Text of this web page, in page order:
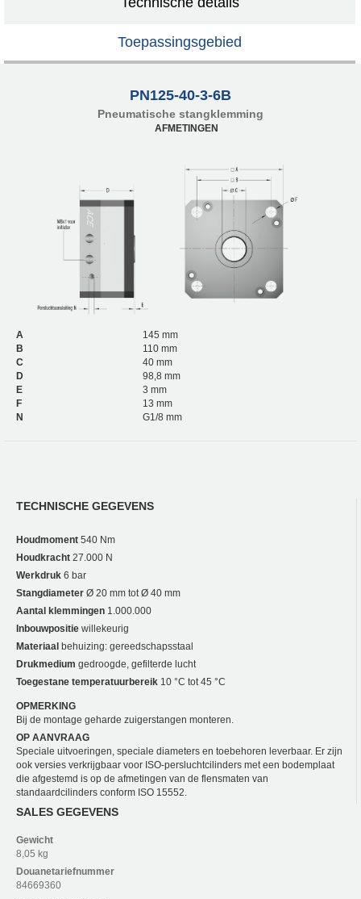
Toepassingsgebied
PN125-40-3-6B
Pneumatische stangklemming
AFMETINGEN
A
145 mm
B
110 mm
C
40 mm
D
98,8 mm
E
3 mm
F
13 mm
N
G1/8 mm
TECHNISCHE GEGEVENS
Houdmoment 540 Nm
Houdkracht 27.000 N
Werkdruk 6 bar
Stangdiameter Ø 20 mm tot Ø 40 mm
Aantal klemmingen 1.000.000
Inbouwpositie willekeurig
Materiaal behuizing: gereedschapsstaal
Drukmedium gedroogde, gefilterde lucht
Toegestane temperatuurbereik 10 °C tot 45 °C
OPMERKING
Bij de montage geharde zuigerstangen monteren.
OP AANVRAAG
Speciale uitvoeringen, speciale diameters en toebehoren leverbaar. Er zijn
ook versies verkrijgbaar voor ISO-persluchtcilinders met een bodemplaat
die afgestemd is op de afmetingen van de flensmaten van
standaardcilinders conform ISO 15552.
SALES GEGEVENS
Gewicht
8,05 kg
Douanetariefnummer
84669360